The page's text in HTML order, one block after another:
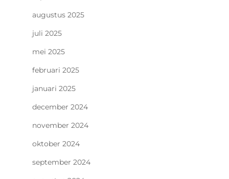
augustus 2025
juli 2025
mei 2025
februari 2025
januari 2025
december 2024
november 2024
oktober 2024
september 2024